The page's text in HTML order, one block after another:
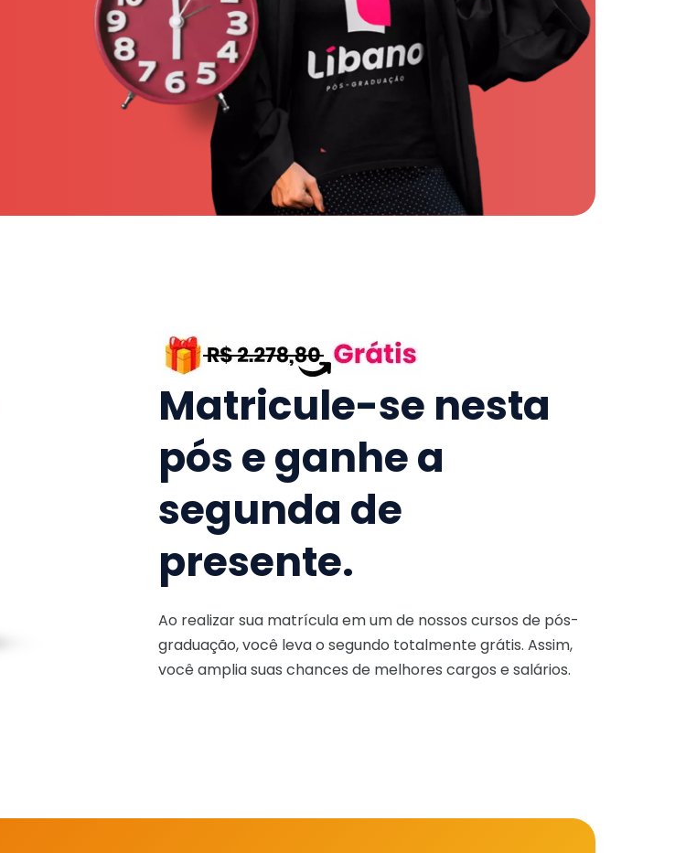
Matricule-se nesta
pós e ganhe a
segunda de
presente.
Ao realizar sua matrícula em um de nossos cursos de pós-
graduação, você leva o segundo totalmente grátis. Assim,
você amplia suas chances de melhores cargos e salários.